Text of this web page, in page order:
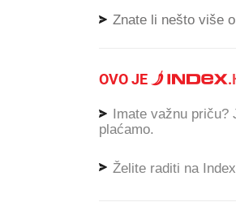
Znate li nešto više
OVO JE .
Imate važnu priču?
plaćamo.
Želite raditi na